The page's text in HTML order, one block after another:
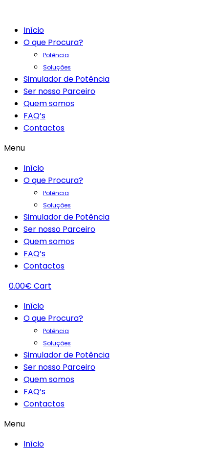
Início
O que Procura?
Potência
Soluções
Simulador de Potência
Ser nosso Parceiro
Quem somos
FAQ’s
Contactos
Menu
Início
O que Procura?
Potência
Soluções
Simulador de Potência
Ser nosso Parceiro
Quem somos
FAQ’s
Contactos
0.00€ Cart
Início
O que Procura?
Potência
Soluções
Simulador de Potência
Ser nosso Parceiro
Quem somos
FAQ’s
Contactos
Menu
Início